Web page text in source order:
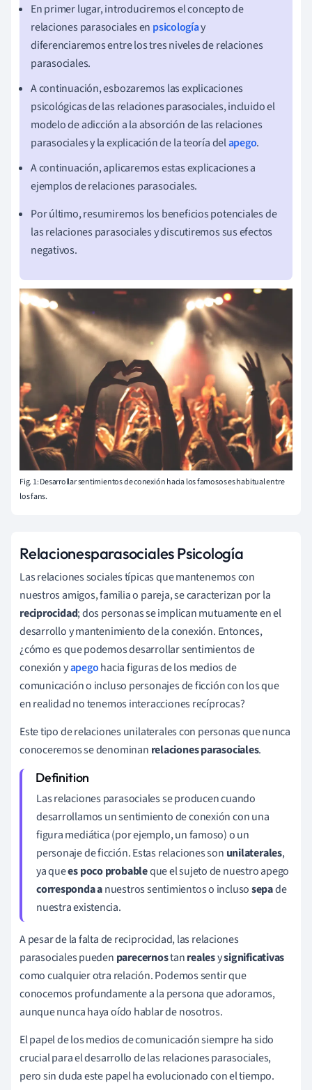
En primer lugar, introduciremos el concepto de
relaciones parasociales en psicologíay
diferenciaremos entre los tres niveles de relaciones
parasociales.
A continuación,esbozaremos las explicaciones
psicológicas de las relaciones parasociales, incluido el
modelo de adicción a la absorción de las relaciones
parasociales y la explicación de la teoría delapego.
A continuación, aplicaremos estas explicaciones a
ejemplos de relaciones parasociales.
Por último, resumiremos los beneficios potenciales de
las relaciones parasociales y discutiremos sus efectos
negativos.
Fig. 1: Desarrollar sentimientos de conexión hacia los famosos es habitual entre
los fans.
RelacionesparasocialesPsicología
Las relaciones sociales típicas que mantenemos con
nuestros amigos, familia o pareja, se caracterizan por la
reciprocidad; dos personas se implican mutuamente en el
desarrollo y mantenimiento de la conexión. Entonces,
¿cómo es que podemos desarrollar sentimientos de
conexión yapegohacia figuras de los medios de
comunicación o incluso personajes de ficción con los que
en realidad no tenemos interacciones recíprocas?
Este tipo de relaciones unilaterales con personas que nunca
conoceremos se denominan relaciones parasociales.
Las relaciones parasociales se producen cuando
desarrollamos un sentimiento de conexión con una
figura mediática (por ejemplo, un famoso) o un
personaje de ficción. Estas relaciones son unilaterales,
ya quees poco probableque el sujeto de nuestro apego
corresponda anuestros sentimientos o inclusosepade
nuestra existencia.
A pesar de la falta de reciprocidad, las relaciones
parasociales pueden parecernostanrealesysignificativas
como cualquier otra relación. Podemos sentir que
conocemos profundamente a la persona que adoramos,
aunque nunca haya oído hablar de nosotros.
El papel de los medios de comunicación siempre ha sido
crucial para el desarrollo de las relaciones parasociales,
pero sin duda este papel ha evolucionado con el tiempo.